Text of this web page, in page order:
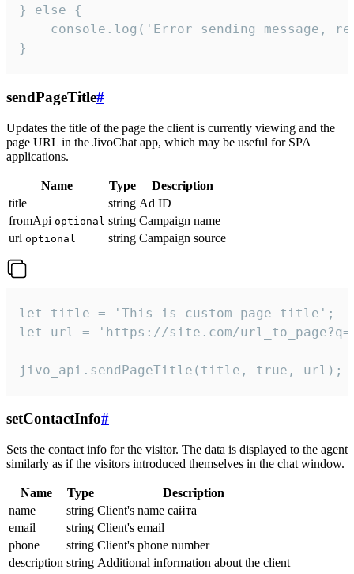
} else {
console.log('Error sending message,
}
sendPageTitle#
Updates the title of the page the client is currently viewing and the
page URL in the JivoChat app, which may be useful for SPA
applications.
Name Type
Description
title
string Ad ID
fromApi optional string Campaign name
url optional string Campaign source
let title = 'This is custom page title';
let url = 'https://site.com/
jivo_api.sendPageTitle(title, true, url);
setContactInfo#
Sets the contact info for the visitor. The data is displayed to the agent
similarly as if the visitors introduced themselves in the chat window.
Name Type
Description
name
string Client's name сайта
email
string Client's email
phone
string Client's phone number
description string Additional information about the client